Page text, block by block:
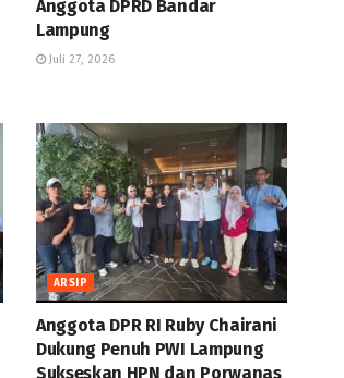
Anggota DPRD Bandar
Lampung
Juli 27, 2026
ARSIP
Anggota DPR RI Ruby Chairani
Dukung Penuh PWI Lampung
Sukseskan HPN dan Porwanas